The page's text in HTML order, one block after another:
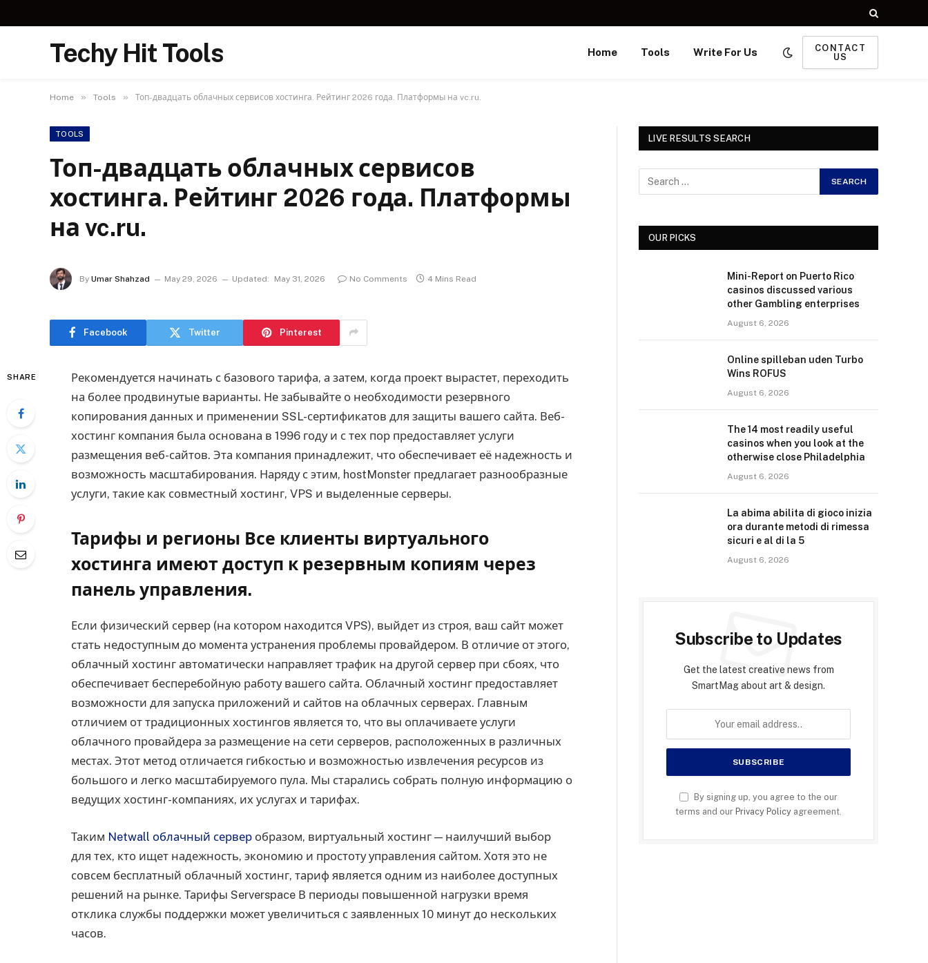
Techy Hit Tools Home Tools Write For Us
CONTACT
US
Home » Tools » Топ-двадцать облачных сервисов хостинга. Рейтинг 2026 года. Платформы на vc.ru.
TOOLS
Топ-двадцать облачных сервисов
хостинга. Рейтинг 2026 года. Платформы
на vc.ru.
By Umar Shahzad May 29, 2026 Updated: May 31, 2026 No Comments 4 Mins Read
Facebook Twitter Pinterest
SHARE
Рекомендуется начинать с базового тарифа, а затем, когда проект вырастет, переходить
на более продвинутые варианты. Не забывайте о необходимости резервного
копирования данных и применении SSL-сертификатов для защиты вашего сайта. Веб-
хостинг компания была основана в 1996 году и с тех пор предоставляет услуги
размещения веб-сайтов. Эта компания принадлежит, что обеспечивает её надежность и
возможность масштабирования. Наряду с этим, hostMonster предлагает разнообразные
услуги, такие как совместный хостинг, VPS и выделенные серверы.
Тарифы и регионы Все клиенты виртуального
хостинга имеют доступ к резервным копиям через
панель управления.
Если физический сервер (на котором находится VPS), выйдет из строя, ваш сайт может
стать недоступным до момента устранения проблемы провайдером. В отличие от этого,
облачный хостинг автоматически направляет трафик на другой сервер при сбоях, что
обеспечивает бесперебойную работу вашего сайта. Облачный хостинг предоставляет
возможности для запуска приложений и сайтов на облачных серверах. Главным
отличием от традиционных хостингов является то, что вы оплачиваете услуги
облачного провайдера за размещение на сети серверов, расположенных в различных
местах. Этот метод отличается гибкостью и возможностью извлечения ресурсов из
большого и легко масштабируемого пула. Мы старались собрать полную информацию о
ведущих хостинг-компаниях, их услугах и тарифах.
Таким Netwall облачный сервер образом, виртуальный хостинг — наилучший выбор
для тех, кто ищет надежность, экономию и простоту управления сайтом. Хотя это не
совсем бесплатный облачный хостинг, тариф является одним из наиболее доступных
решений на рынке. Тарифы Serverspace В периоды повышенной нагрузки время
отклика службы поддержки может увеличиться с заявленных 10 минут до нескольких
часов.
LIVE RESULTS SEARCH
OUR PICKS
Mini-Report on Puerto Rico
casinos discussed various
other Gambling enterprises
August 6, 2026
Online spilleban uden Turbo
Wins ROFUS
August 6, 2026
The 14 most readily useful
casinos when you look at the
otherwise close Philadelphia
August 6, 2026
La abima abilita di gioco inizia
ora durante metodi di rimessa
sicuri e al di la 5
August 6, 2026
Subscribe to Updates
Get the latest creative news from
SmartMag about art & design.
By signing up, you agree to the our
terms and our Privacy Policy agreement.